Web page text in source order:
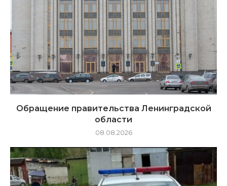
Обращение правительства Ленинградской
области
08.08.2026